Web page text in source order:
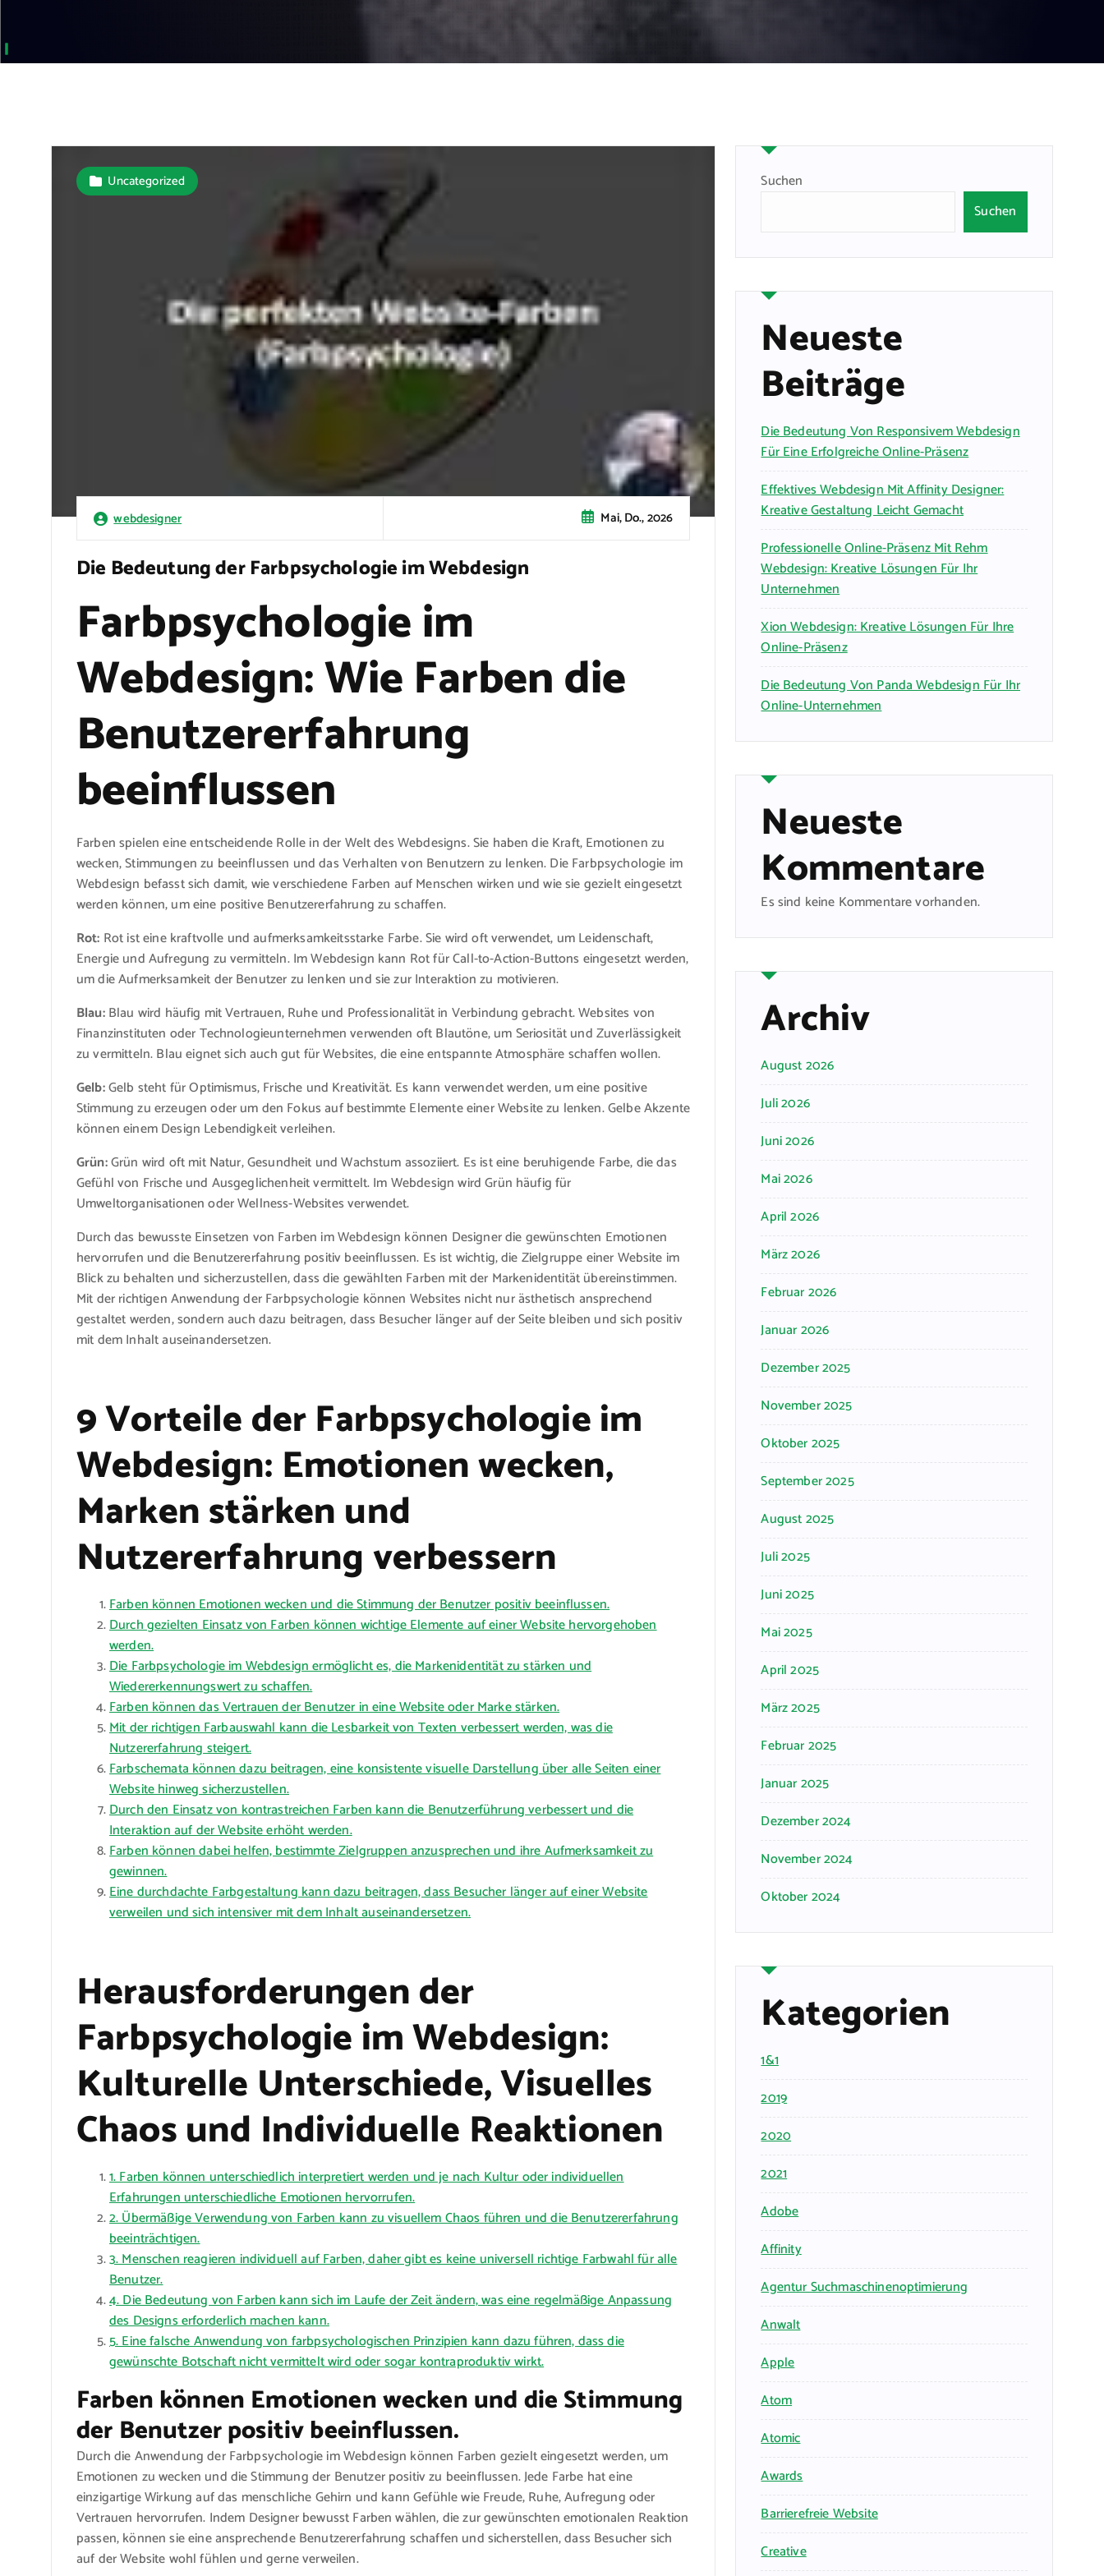
webdesigner Mai, Do., 2026
Uncategorized
Die Bedeutung der Farbpsychologie im Webdesign
Farbpsychologie im
Webdesign: Wie Farben die
Benutzererfahrung
beeinflussen
Farben spielen eine entscheidende Rolle in der Welt des Webdesigns. Sie haben die Kraft, Emotionen zu
wecken, Stimmungen zu beeinflussen und das Verhalten von Benutzern zu lenken. Die Farbpsychologie im
Webdesign befasst sich damit, wie verschiedene Farben auf Menschen wirken und wie sie gezielt eingesetzt
werden können, um eine positive Benutzererfahrung zu schaffen.
Rot: Rot ist eine kraftvolle und aufmerksamkeitsstarke Farbe. Sie wird oft verwendet, um Leidenschaft,
Energie und Aufregung zu vermitteln. Im Webdesign kann Rot für Call-to-Action-Buttons eingesetzt werden,
um die Aufmerksamkeit der Benutzer zu lenken und sie zur Interaktion zu motivieren.
Blau:Blau wird häufig mit Vertrauen, Ruhe und Professionalität in Verbindung gebracht. Websites von
Finanzinstituten oder Technologieunternehmen verwenden oft Blautöne, um Seriosität und Zuverlässigkeit
zu vermitteln. Blau eignet sich auch gut für Websites, die eine entspannte Atmosphäre schaffen wollen.
Gelb:Gelb steht für Optimismus, Frische und Kreativität. Es kann verwendet werden, um eine positive
Stimmung zu erzeugen oder um den Fokus auf bestimmte Elemente einer Website zu lenken. Gelbe Akzente
können einem Design Lebendigkeit verleihen.
Grün:Grün wird oft mit Natur, Gesundheit und Wachstum assoziiert. Es ist eine beruhigende Farbe, die das
Gefühl von Frische und Ausgeglichenheit vermittelt. Im Webdesign wird Grün häufig für
Umweltorganisationen oder Wellness-Websites verwendet.
Durch das bewusste Einsetzen von Farben im Webdesign können Designer die gewünschten Emotionen
hervorrufen und die Benutzererfahrung positiv beeinflussen. Es ist wichtig, die Zielgruppe einer Website im
Blick zu behalten und sicherzustellen, dass die gewählten Farben mit der Markenidentität übereinstimmen.
Mit der richtigen Anwendung der Farbpsychologie können Websites nicht nur ästhetisch ansprechend
gestaltet werden, sondern auch dazu beitragen, dass Besucher länger auf der Seite bleiben und sich positiv
mit dem Inhalt auseinandersetzen.
9 Vorteile der Farbpsychologie im
Webdesign: Emotionen wecken,
Marken stärken und
Nutzererfahrung verbessern
Farben können Emotionen wecken und die Stimmung der Benutzer positiv beeinflussen.
Durch gezielten Einsatz von Farben können wichtige Elemente auf einer Website hervorgehoben
werden.
Die Farbpsychologie im Webdesign ermöglicht es, die Markenidentität zu stärken und
Wiedererkennungswert zu schaffen.
Farben können das Vertrauen der Benutzer in eine Website oder Marke stärken.
Mit der richtigen Farbauswahl kann die Lesbarkeit von Texten verbessert werden, was die
Nutzererfahrung steigert.
Farbschemata können dazu beitragen, eine konsistente visuelle Darstellung über alle Seiten einer
Website hinweg sicherzustellen.
Durch den Einsatz von kontrastreichen Farben kann die Benutzerführung verbessert und die
Interaktion auf der Website erhöht werden.
Farben können dabei helfen, bestimmte Zielgruppen anzusprechen und ihre Aufmerksamkeit zu
gewinnen.
Eine durchdachte Farbgestaltung kann dazu beitragen, dass Besucher länger auf einer Website
verweilen und sich intensiver mit dem Inhalt auseinandersetzen.
Herausforderungen der
Farbpsychologie im Webdesign:
Kulturelle Unterschiede, Visuelles
Chaos und Individuelle Reaktionen
1. Farben können unterschiedlich interpretiert werden und je nach Kultur oder individuellen
Erfahrungen unterschiedliche Emotionen hervorrufen.
2. Übermäßige Verwendung von Farben kann zu visuellem Chaos führen und die Benutzererfahrung
beeinträchtigen.
3. Menschen reagieren individuell auf Farben, daher gibt es keine universell richtige Farbwahl für alle
Benutzer.
4. Die Bedeutung von Farben kann sich im Laufe der Zeit ändern, was eine regelmäßige Anpassung
des Designs erforderlich machen kann.
5. Eine falsche Anwendung von farbpsychologischen Prinzipien kann dazu führen, dass die
gewünschte Botschaft nicht vermittelt wird oder sogar kontraproduktiv wirkt.
Farben können Emotionen wecken und die Stimmung
der Benutzer positiv beeinflussen.
Durch die Anwendung der Farbpsychologie im Webdesign können Farben gezielt eingesetzt werden, um
Emotionen zu wecken und die Stimmung der Benutzer positiv zu beeinflussen. Jede Farbe hat eine
einzigartige Wirkung auf das menschliche Gehirn und kann Gefühle wie Freude, Ruhe, Aufregung oder
Vertrauen hervorrufen. Indem Designer bewusst Farben wählen, die zur gewünschten emotionalen Reaktion
passen, können sie eine ansprechende Benutzererfahrung schaffen und sicherstellen, dass Besucher sich
auf der Website wohl fühlen und gerne verweilen.
Suchen
Suchen
Neueste
Beiträge
Die Bedeutung Von Responsivem Webdesign
Für Eine Erfolgreiche Online-Präsenz
Effektives Webdesign Mit Affinity Designer:
Kreative Gestaltung Leicht Gemacht
Professionelle Online-Präsenz Mit Rehm
Webdesign: Kreative Lösungen Für Ihr
Unternehmen
Xion Webdesign: Kreative Lösungen Für Ihre
Online-Präsenz
Die Bedeutung Von Panda Webdesign Für Ihr
Online-Unternehmen
Neueste
Kommentare
Es sind keine Kommentare vorhanden.
Archiv
August 2026
Juli 2026
Juni 2026
Mai 2026
April 2026
März 2026
Februar 2026
Januar 2026
Dezember 2025
November 2025
Oktober 2025
September 2025
August 2025
Juli 2025
Juni 2025
Mai 2025
April 2025
März 2025
Februar 2025
Januar 2025
Dezember 2024
November 2024
Oktober 2024
Kategorien
1&1
2019
2020
2021
Adobe
Affinity
Agentur Suchmaschinenoptimierung
Anwalt
Apple
Atom
Atomic
Awards
Barrierefreie Website
Creative